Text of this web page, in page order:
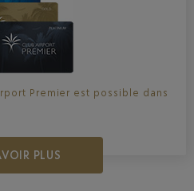
Premier est possible dans
PLUS